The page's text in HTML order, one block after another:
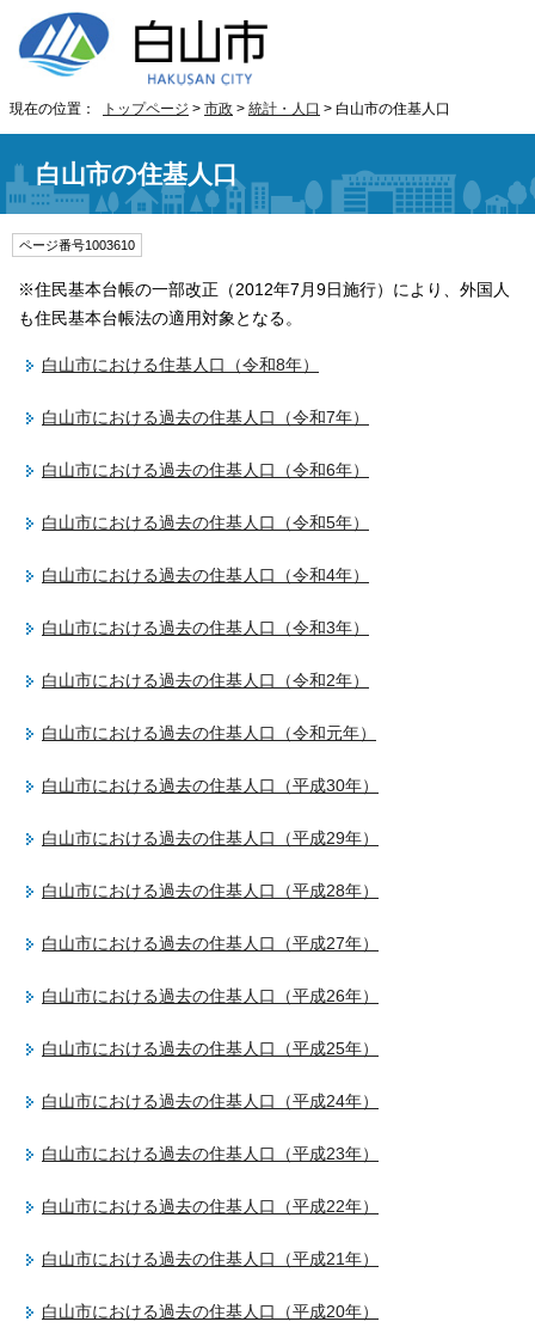
現在の位置： トップページ > 市政 > 統計・人口 > 白山市の住基人口
白山市の住基人口
ページ番号1003610
※住民基本台帳の一部改正（2012年7月9日施行）により、外国人
も住民基本台帳法の適用対象となる。
白山市における住基人口（令和8年）
白山市における過去の住基人口（令和7年）
白山市における過去の住基人口（令和6年）
白山市における過去の住基人口（令和5年）
白山市における過去の住基人口（令和4年）
白山市における過去の住基人口（令和3年）
白山市における過去の住基人口（令和2年）
白山市における過去の住基人口（令和元年）
白山市における過去の住基人口（平成30年）
白山市における過去の住基人口（平成29年）
白山市における過去の住基人口（平成28年）
白山市における過去の住基人口（平成27年）
白山市における過去の住基人口（平成26年）
白山市における過去の住基人口（平成25年）
白山市における過去の住基人口（平成24年）
白山市における過去の住基人口（平成23年）
白山市における過去の住基人口（平成22年）
白山市における過去の住基人口（平成21年）
白山市における過去の住基人口（平成20年）